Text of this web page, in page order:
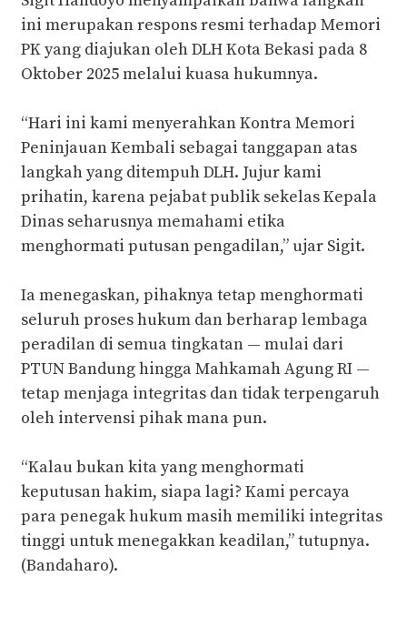
ini merupakan respons resmi terhadap Memori
PK yang diajukan oleh DLH Kota Bekasi pada 8
Oktober 2025 melalui kuasa hukumnya.
‎“Hari ini kami menyerahkan Kontra Memori
Peninjauan Kembali sebagai tanggapan atas
langkah yang ditempuh DLH. Jujur kami
prihatin, karena pejabat publik sekelas Kepala
Dinas seharusnya memahami etika
menghormati putusan pengadilan,” ujar Sigit.
‎Ia menegaskan, pihaknya tetap menghormati
seluruh proses hukum dan berharap lembaga
peradilan di semua tingkatan — mulai dari
PTUN Bandung hingga Mahkamah Agung RI —
tetap menjaga integritas dan tidak terpengaruh
oleh intervensi pihak mana pun.
‎“Kalau bukan kita yang menghormati
keputusan hakim, siapa lagi? Kami percaya
para penegak hukum masih memiliki integritas
tinggi untuk menegakkan keadilan,” tutupnya.
(Bandaharo).